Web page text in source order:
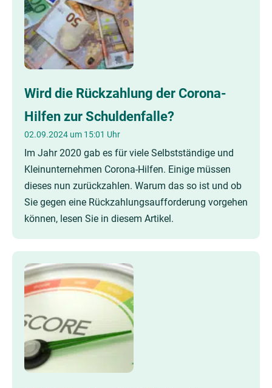
Wird die Rückzahlung der Corona-
Hilfen zur Schuldenfalle?
02.09.2024 um 15:01 Uhr
Im Jahr 2020 gab es für viele Selbstständige und
Kleinunternehmen Corona-Hilfen. Einige müssen
dieses nun zurückzahlen. Warum das so ist und ob
Sie gegen eine Rückzahlungsaufforderung vorgehen
können, lesen Sie in diesem Artikel.